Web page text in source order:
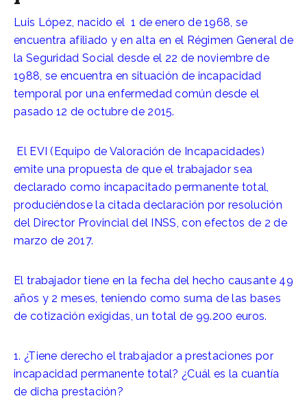
Luis López, nacido el 1 de enero de 1968, se
encuentra afiliado y en alta en el Régimen General de
la Seguridad Social desde el 22 de noviembre de
1988, se encuentra en situación de incapacidad
temporal por una enfermedad común desde el
pasado 12 de octubre de 2015.
El EVI (Equipo de Valoración de Incapacidades)
emite una propuesta de que el trabajador sea
declarado como incapacitado permanente total,
produciéndose la citada declaración por resolución
del Director Provincial del INSS, con efectos de 2 de
marzo de 2017.
El trabajador tiene en la fecha del hecho causante 49
años y 2 meses, teniendo como suma de las bases
de cotización exigidas, un total de 99.200 euros.
1. ¿Tiene derecho el trabajador a prestaciones por
incapacidad permanente total? ¿Cuál es la cuantía
de dicha prestación?